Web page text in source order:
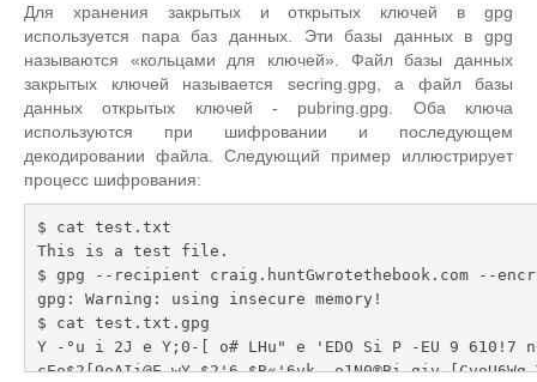
"Heinrich Heine (Der Dichter) <heinrichh$duesseldorf.de>"
Real name: Craig Hunt
Email address: craig.huntewrotethebook.com
Comment:
You selected this USER-ID:
"Craig Hunt <craig.hunt(*wrotethebook.com>"
Change (N)ame, (C)omment, (E)mail or (0)kay/(Q)uit? o
You need a Passphrase to protect your secret key.
Repeat: Fateful lightening
we need to generate a lot of random bytes. It is a good idea to p
erform
some other action (type on the keyboard, move the mouse, utilize
the
disks) during the prime generation; this gives the random number
Для хранения закрытых и открытых ключей в gpg
используется пара баз данных. Эти базы данных в gpg
называются «кольцами для ключей». Файл базы данных
закрытых ключей называется secring.gpg, а файл базы
данных открытых ключей - pubring.gpg. Оба ключа
используются при шифровании и последующем
декодировании файла. Следующий пример иллюстрирует
процесс шифрования:
$ cat test.txt
This is a test file.
$ gpg --recipient craig.huntGwrotethebook.com --
gpg: Warning: using insecure memory!
$ cat test.txt.gpg
Y -°u i 2J e Y;0-[ o# LHu" e 'EDO Si P -EU 9 610!7
cEo$2[9oAIi@E-wY $2'6 $B«'6yk_-o1N0®Bi giy [CyoU6Wg